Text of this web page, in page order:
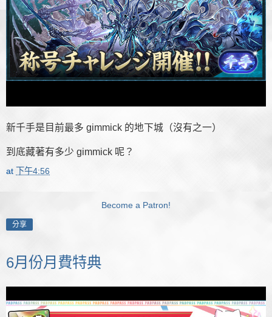
新千手是目前最多 gimmick 的地下城（沒有之一）
到底藏著有多少 gimmick 呢？
at 下午4:56
Become a Patron!
分享
6月份月費特典